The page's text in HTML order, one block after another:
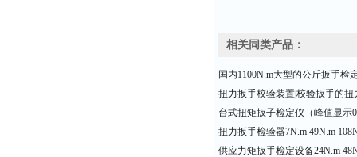
相关同类产品：
国内1100N.m大型的公斤扳手检
扭力扳手校验装置|校验扳手的扭
台式扭矩扳子检定仪（峰值显示
扭力扳手检验器7N.m 49N.m
供应力矩扳手检定设备24N.m